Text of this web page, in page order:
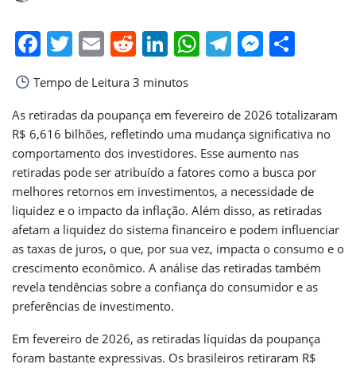
Facebook
Twitter
EmailReddit
LinkedIn
WhatsApp
Telegram
Tempo de Leitura 3 minutos
As retiradas da poupança em fevereiro de 2026 totalizaram
R$ 6,616 bilhões, refletindo uma mudança significativa no
comportamento dos investidores. Esse aumento nas
retiradas pode ser atribuído a fatores como a busca por
melhores retornos em investimentos, a necessidade de
liquidez e o impacto da inflação. Além disso, as retiradas
afetam a liquidez do sistema financeiro e podem influenciar
as taxas de juros, o que, por sua vez, impacta o consumo e o
crescimento econômico. A análise das retiradas também
revela tendências sobre a confiança do consumidor e as
preferências de investimento.
Em fevereiro de 2026, as retiradas líquidas da poupança
foram bastante expressivas. Os brasileiros retiraram R$